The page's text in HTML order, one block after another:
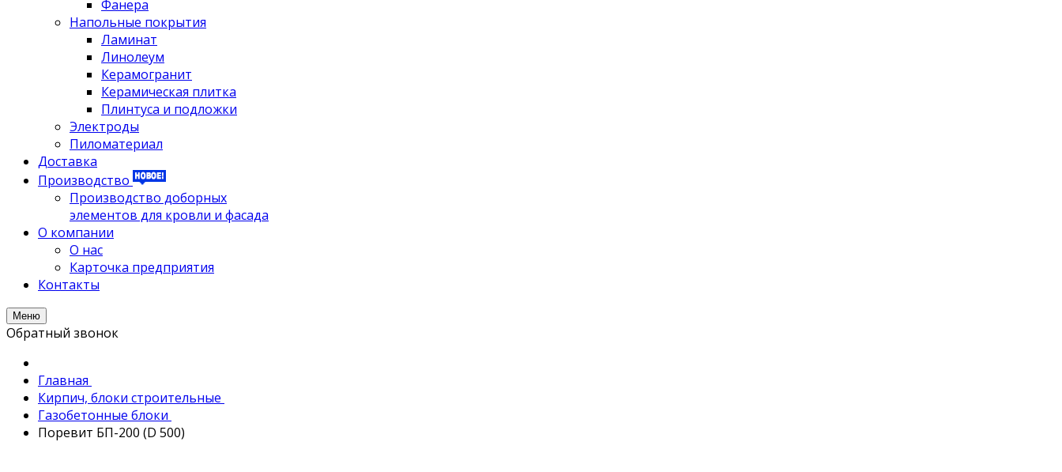
Фанера
Напольные покрытия
Ламинат
Линолеум
Керамогранит
Керамическая плитка
Плинтуса и подложки
Электроды
Пиломатериал
Доставка
Производство
Производство доборных
элементов для кровли и фасада
О компании
О нас
Карточка предприятия
Контакты
Меню
Обратный звонок
Главная
Кирпич, блоки строительные
Газобетонные блоки
Поревит БП-200 (D 500)